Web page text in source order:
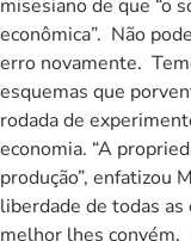
misesiano de que “o
econômica”. Não
erro novamente.
esquemas que
rodada de
economia. “A propriedade privada dos fatores materiais de
produção”, enfatizou
liberdade de todas
melhor lhes convém.